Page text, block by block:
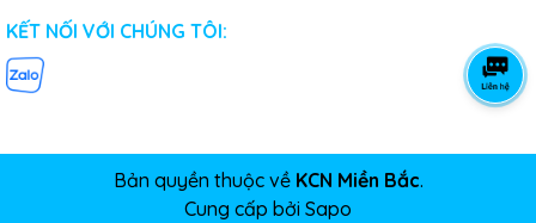
KẾT NỐI VỚI CHÚNG TÔI:
Bản quyền thuộc về KCN Miền Bắc.
Cung cấp bởi Sapo